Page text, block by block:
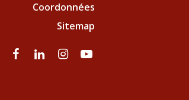
Coordonnées
Sitemap